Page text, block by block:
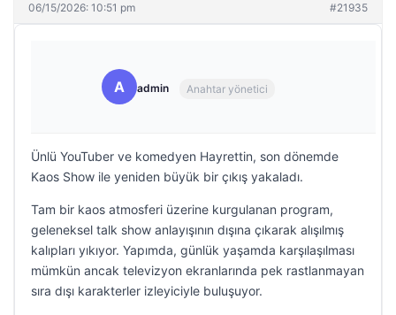
06/15/2026: 10:51 pm #21935
A admin Anahtar yönetici
Ünlü YouTuber ve komedyen Hayrettin, son dönemde
Kaos Show ile yeniden büyük bir çıkış yakaladı.
Tam bir kaos atmosferi üzerine kurgulanan program,
geleneksel talk show anlayışının dışına çıkarak alışılmış
kalıpları yıkıyor. Yapımda, günlük yaşamda karşılaşılması
mümkün ancak televizyon ekranlarında pek rastlanmayan
sıra dışı karakterler izleyiciyle buluşuyor.